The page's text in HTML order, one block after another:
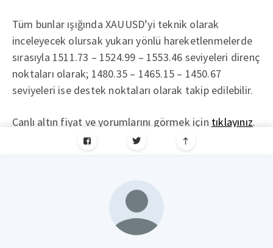
Tüm bunlar ışığında XAUUSD’yi teknik olarak
inceleyecek olursak yukarı yönlü hareketlenmelerde
sırasıyla 1511.73 – 1524.99 – 1553.46 seviyeleri direnç
noktaları olarak; 1480.35 – 1465.15 – 1450.67
seviyeleri ise destek noktaları olarak takip edilebilir.
Canlı altın fiyat ve yorumlarını görmek için tıklayınız.